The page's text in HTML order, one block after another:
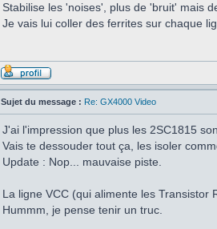
Stabilise les 'noises', plus de 'bruit' mais
Je vais lui coller des ferrites sur chaque
Sujet du message : Re: GX4000 Video
J'ai l'impression que plus les 2SC1815
Vais te dessouder tout ça, les isoler
Update : Nop... mauvaise piste.
La ligne VCC (qui alimente les Transistor
Hummm, je pense tenir un truc.